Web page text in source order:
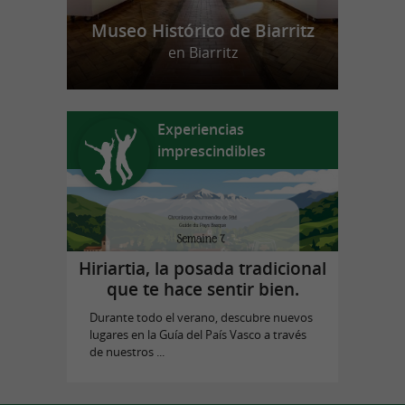
Museo Histórico de Biarritz
en Biarritz
Experiencias
imprescindibles
Hiriartia, la posada tradicional
que te hace sentir bien.
Durante todo el verano, descubre nuevos
lugares en la Guía del País Vasco a través
de nuestros ...